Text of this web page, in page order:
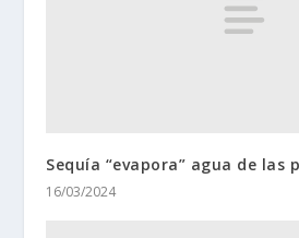
Sequía “evapora” agua de las
16/03/2024